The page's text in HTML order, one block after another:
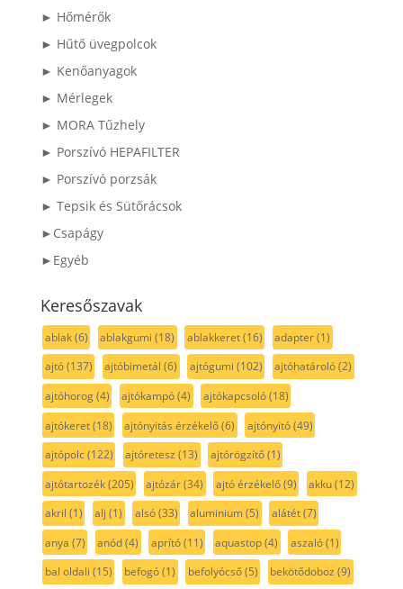
► Hőmérők
► Hűtő üvegpolcok
► Kenőanyagok
► Mérlegek
► MORA Tűzhely
► Porszívó HEPAFILTER
► Porszívó porzsák
► Tepsik és Sütőrácsok
►Csapágy
►Egyéb
Keresőszavak
ablak(6) ablakgumi (18) ablakkeret(16) adapter(1)
ajtó(137) ajtóbimetál (6) ajtógumi (102) ajtóhatároló(2)
ajtóhorog(4) ajtókampó(4) ajtókapcsoló(18)
ajtókeret(18) ajtónyitás érzékelő(6) ajtónyitó(49)
ajtópolc(122) ajtóretesz (13) ajtórögzítő(1)
ajtótartozék(205) ajtózár(34) ajtó érzékelő(9) akku(12)
akril (1) alj (1) alsó(33) aluminium(5) alátét(7)
anya (7) anód(4) aprító(11) aquastop(4) aszaló(1)
bal oldali (15) befogó(1) befolyócső(5) bekötődoboz (9)